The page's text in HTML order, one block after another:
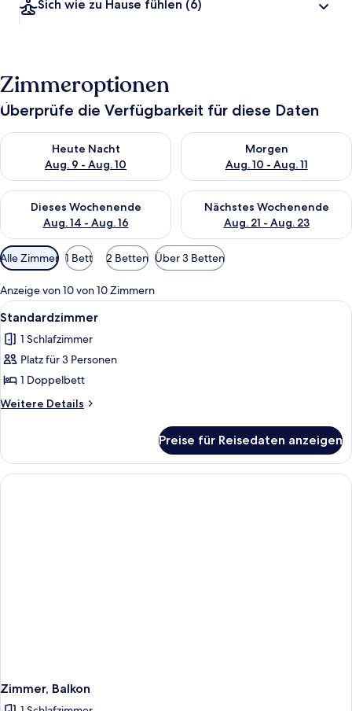
Sich wie zu Hause fühlen (6)
Zimmeroptionen
Überprüfe die Verfügbarkeit für diese Daten
Heute Nacht
Aug. 9 - Aug. 10
Überprüfe die Verfügbarkeit für heute Nacht, Aug. 9 - Aug.
Morgen
Aug. 10 - Aug. 11
Überprüfe die Verfügbarkeit
Dieses Wochenende
Aug. 14 - Aug. 16
Überprüfe die Verfügbarkeit für dieses Wochenende, Aug. 14
Nächstes Wochenende
Aug. 21 - Aug. 23
Überprüfe die Verfügbarkeit
Verfügbare
Filter
für
Zimmer
Alle Zimmer 1 Bett 2 Betten Über 3 Betten
Anzeige von 10 von 10 Zimmern
Alle
Fotos
für
Standardzimmer
anzeigen
Ein Schlafzimmer mit einem Bett,
1
Standardzimmer
1 Schlafzimmer
Platz für 3 Personen
1 Doppelbett
Weitere Details
Weitere
Preise für Reisedaten anzeigen
Zimmer, Balkon